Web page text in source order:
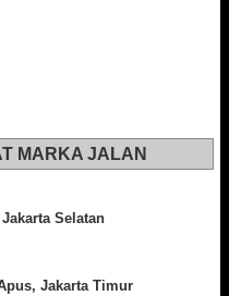
MARKA JALAN
Selatan
Jakarta Timur